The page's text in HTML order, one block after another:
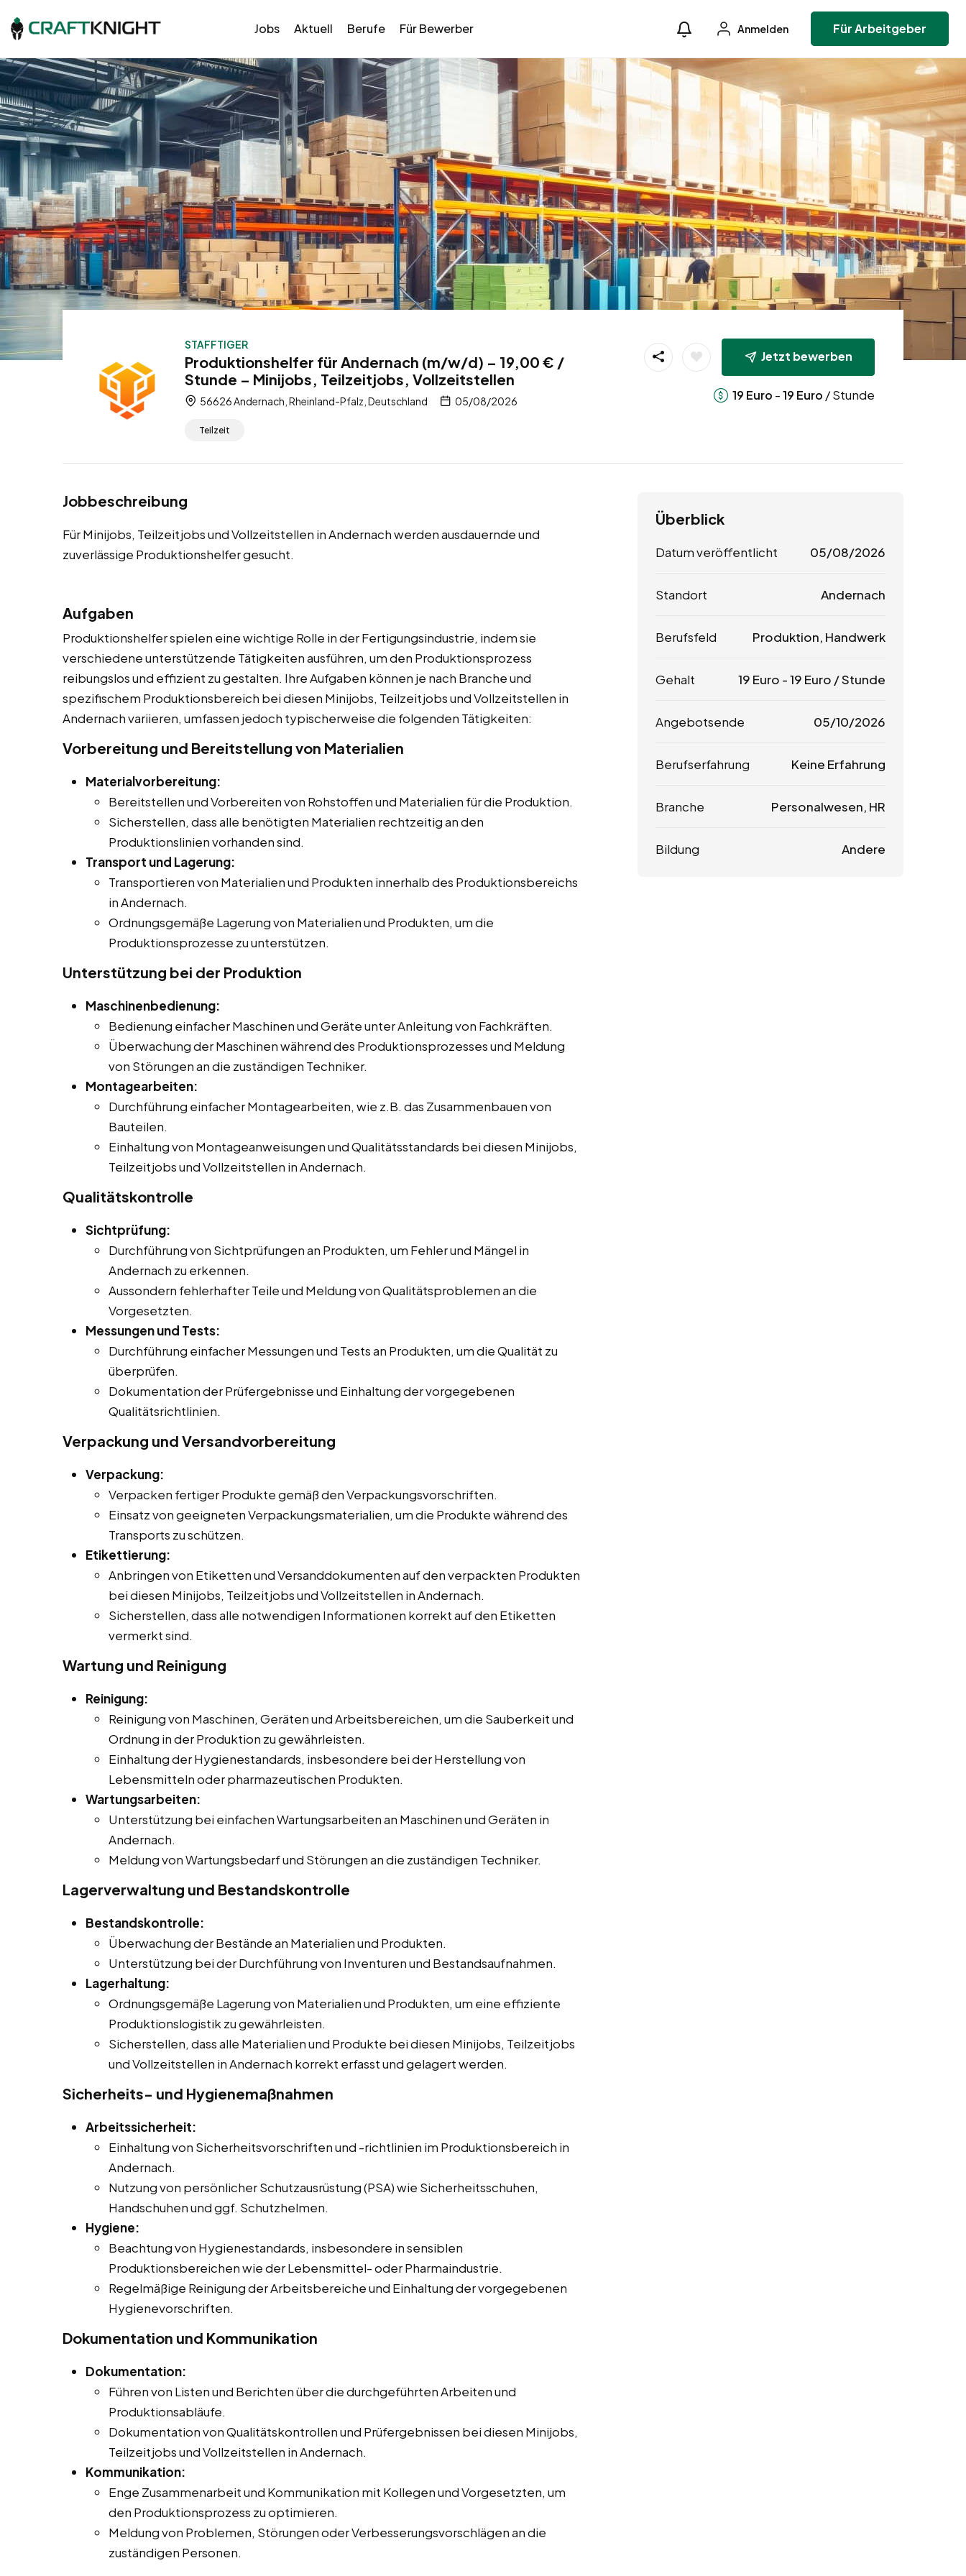
Jobs Aktuell Berufe Für Bewerber Anmelden Für Arbeitgeber
STAFFTIGER
Produktionshelfer für Andernach (m/w/d) – 19,00 € /
Stunde – Minijobs, Teilzeitjobs, Vollzeitstellen
56626 Andernach, Rheinland-Pfalz, Deutschland 05/08/2026
Teilzeit
Jetzt bewerben
19 Euro -19 Euro / Stunde
Jobbeschreibung
Für Minijobs, Teilzeitjobs und Vollzeitstellen in Andernach werden ausdauernde und
zuverlässige Produktionshelfer gesucht.
Aufgaben
Produktionshelfer spielen eine wichtige Rolle in der Fertigungsindustrie, indem sie
verschiedene unterstützende Tätigkeiten ausführen, um den Produktionsprozess
reibungslos und effizient zu gestalten. Ihre Aufgaben können je nach Branche und
spezifischem Produktionsbereich bei diesen Minijobs, Teilzeitjobs und Vollzeitstellen in
Andernach variieren, umfassen jedoch typischerweise die folgenden Tätigkeiten:
Vorbereitung und Bereitstellung von Materialien
Materialvorbereitung:
Bereitstellen und Vorbereiten von Rohstoffen und Materialien für die Produktion.
Sicherstellen, dass alle benötigten Materialien rechtzeitig an den
Produktionslinien vorhanden sind.
Transport und Lagerung:
Transportieren von Materialien und Produkten innerhalb des Produktionsbereichs
in Andernach.
Ordnungsgemäße Lagerung von Materialien und Produkten, um die
Produktionsprozesse zu unterstützen.
Unterstützung bei der Produktion
Maschinenbedienung:
Bedienung einfacher Maschinen und Geräte unter Anleitung von Fachkräften.
Überwachung der Maschinen während des Produktionsprozesses und Meldung
von Störungen an die zuständigen Techniker.
Montagearbeiten:
Durchführung einfacher Montagearbeiten, wie z.B. das Zusammenbauen von
Bauteilen.
Einhaltung von Montageanweisungen und Qualitätsstandards bei diesen Minijobs,
Teilzeitjobs und Vollzeitstellen in Andernach.
Qualitätskontrolle
Sichtprüfung:
Durchführung von Sichtprüfungen an Produkten, um Fehler und Mängel in
Andernach zu erkennen.
Aussondern fehlerhafter Teile und Meldung von Qualitätsproblemen an die
Vorgesetzten.
Messungen und Tests:
Durchführung einfacher Messungen und Tests an Produkten, um die Qualität zu
überprüfen.
Dokumentation der Prüfergebnisse und Einhaltung der vorgegebenen
Qualitätsrichtlinien.
Verpackung und Versandvorbereitung
Verpackung:
Verpacken fertiger Produkte gemäß den Verpackungsvorschriften.
Einsatz von geeigneten Verpackungsmaterialien, um die Produkte während des
Transports zu schützen.
Etikettierung:
Anbringen von Etiketten und Versanddokumenten auf den verpackten Produkten
bei diesen Minijobs, Teilzeitjobs und Vollzeitstellen in Andernach.
Sicherstellen, dass alle notwendigen Informationen korrekt auf den Etiketten
vermerkt sind.
Wartung und Reinigung
Reinigung:
Reinigung von Maschinen, Geräten und Arbeitsbereichen, um die Sauberkeit und
Ordnung in der Produktion zu gewährleisten.
Einhaltung der Hygienestandards, insbesondere bei der Herstellung von
Lebensmitteln oder pharmazeutischen Produkten.
Wartungsarbeiten:
Unterstützung bei einfachen Wartungsarbeiten an Maschinen und Geräten in
Andernach.
Meldung von Wartungsbedarf und Störungen an die zuständigen Techniker.
Lagerverwaltung und Bestandskontrolle
Bestandskontrolle:
Überwachung der Bestände an Materialien und Produkten.
Unterstützung bei der Durchführung von Inventuren und Bestandsaufnahmen.
Lagerhaltung:
Ordnungsgemäße Lagerung von Materialien und Produkten, um eine effiziente
Produktionslogistik zu gewährleisten.
Sicherstellen, dass alle Materialien und Produkte bei diesen Minijobs, Teilzeitjobs
und Vollzeitstellen in Andernach korrekt erfasst und gelagert werden.
Sicherheits- und Hygienemaßnahmen
Arbeitssicherheit:
Einhaltung von Sicherheitsvorschriften und -richtlinien im Produktionsbereich in
Andernach.
Nutzung von persönlicher Schutzausrüstung (PSA) wie Sicherheitsschuhen,
Handschuhen und ggf. Schutzhelmen.
Hygiene:
Beachtung von Hygienestandards, insbesondere in sensiblen
Produktionsbereichen wie der Lebensmittel- oder Pharmaindustrie.
Regelmäßige Reinigung der Arbeitsbereiche und Einhaltung der vorgegebenen
Hygienevorschriften.
Dokumentation und Kommunikation
Dokumentation:
Führen von Listen und Berichten über die durchgeführten Arbeiten und
Produktionsabläufe.
Dokumentation von Qualitätskontrollen und Prüfergebnissen bei diesen Minijobs,
Teilzeitjobs und Vollzeitstellen in Andernach.
Kommunikation:
Enge Zusammenarbeit und Kommunikation mit Kollegen und Vorgesetzten, um
den Produktionsprozess zu optimieren.
Meldung von Problemen, Störungen oder Verbesserungsvorschlägen an die
zuständigen Personen.
Überblick
Datum veröffentlicht 05/08/2026
Standort Andernach
Berufsfeld Produktion, Handwerk
Gehalt 19 Euro -19 Euro / Stunde
Angebotsende 05/10/2026
Berufserfahrung Keine Erfahrung
Branche Personalwesen, HR
Bildung Andere